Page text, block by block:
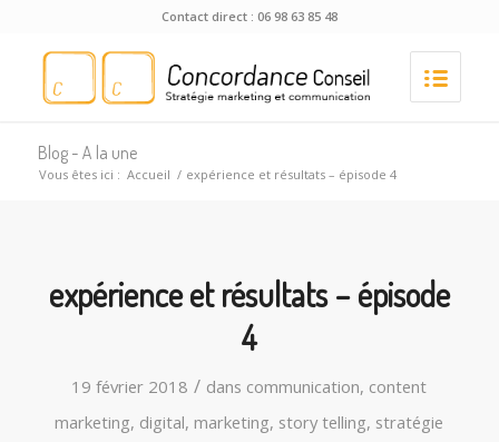
Contact direct : 06 98 63 85 48
Blog - A la une
Vous êtes ici : Accueil / expérience et résultats – épisode 4
expérience et résultats – épisode
4
19 février 2018 / dans communication, content
marketing, digital,marketing, story telling, stratégie